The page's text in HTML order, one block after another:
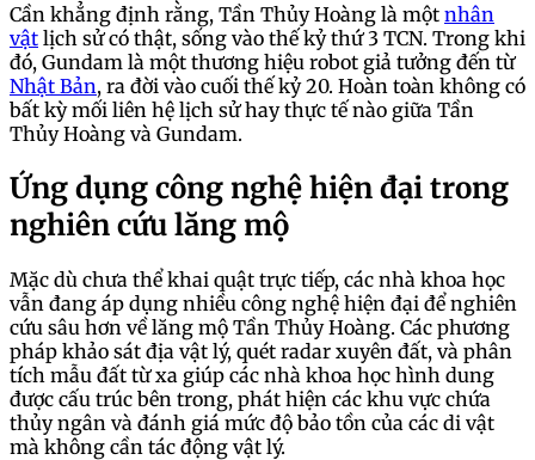
Cần khẳng định rằng, Tần Thủy Hoàng là một nhân
vật lịch sử có thật, sống vào thế kỷ thứ 3 TCN. Trong khi
đó, Gundam là một thương hiệu robot giả tưởng đến từ
Nhật Bản, ra đời vào cuối thế kỷ 20. Hoàn toàn không có
bất kỳ mối liên hệ lịch sử hay thực tế nào giữa Tần
Thủy Hoàng và Gundam.
Ứng dụng công nghệ hiện đại trong
nghiên cứu lăng mộ
Mặc dù chưa thể khai quật trực tiếp, các nhà khoa học
vẫn đang áp dụng nhiều công nghệ hiện đại để nghiên
cứu sâu hơn về lăng mộ Tần Thủy Hoàng. Các phương
pháp khảo sát địa vật lý, quét radar xuyên đất, và phân
tích mẫu đất từ xa giúp các nhà khoa học hình dung
được cấu trúc bên trong, phát hiện các khu vực chứa
thủy ngân và đánh giá mức độ bảo tồn của các di vật
mà không cần tác động vật lý.